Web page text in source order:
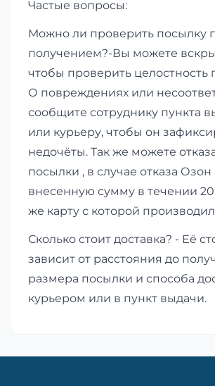
Частые вопросы:
Можно ли проверить посылку
получением?-Вы можете
чтобы проверить целостность
О повреждениях или
сообщите сотруднику пункта
или курьеру, чтобы он
недочёты. Так же можете
посылки , в случае отказа
внесенную сумму в течении
же карту с которой
Сколько стоит доставка? - Её
зависит от расстояния до
размера посылки и способа
курьером или в пункт выдачи.